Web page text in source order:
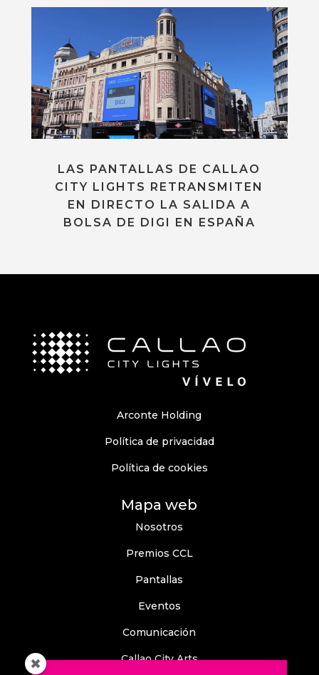
LAS PANTALLAS DE CALLAO
CITY LIGHTS RETRANSMITEN
EN DIRECTO LA SALIDA A
BOLSA DE DIGI EN ESPAÑA
Arconte Holding
Política de privacidad
Política de cookies
Mapa web
Nosotros
Premios CCL
Pantallas
Eventos
Comunicación
Callao City Arts